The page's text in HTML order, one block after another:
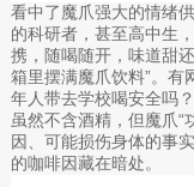
看中了魔爪强大的情绪
的科研者，甚至高中生
携，随喝随开，味道甜
箱里摆满魔爪饮料”。有
年人带去学校喝安全吗？
虽然不含酒精，但魔爪“
因、可能损伤身体的事
的咖啡因藏在暗处。